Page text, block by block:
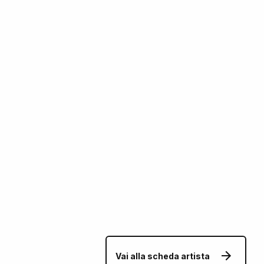
Vai alla scheda artista